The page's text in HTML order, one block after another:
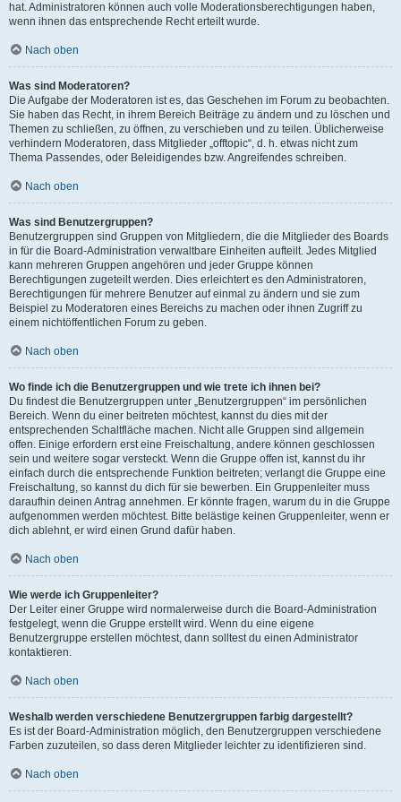
hat. Administratoren können auch volle Moderationsberechtigungen haben,
wenn ihnen das entsprechende Recht erteilt wurde.
Nach oben
Was sind Moderatoren?
Die Aufgabe der Moderatoren ist es, das Geschehen im Forum zu beobachten.
Sie haben das Recht, in ihrem Bereich Beiträge zu ändern und zu löschen und
Themen zu schließen, zu öffnen, zu verschieben und zu teilen. Üblicherweise
verhindern Moderatoren, dass Mitglieder „offtopic“, d. h. etwas nicht zum
Thema Passendes, oder Beleidigendes bzw. Angreifendes schreiben.
Nach oben
Was sind Benutzergruppen?
Benutzergruppen sind Gruppen von Mitgliedern, die die Mitglieder des Boards
in für die Board-Administration verwaltbare Einheiten aufteilt. Jedes Mitglied
kann mehreren Gruppen angehören und jeder Gruppe können
Berechtigungen zugeteilt werden. Dies erleichtert es den Administratoren,
Berechtigungen für mehrere Benutzer auf einmal zu ändern und sie zum
Beispiel zu Moderatoren eines Bereichs zu machen oder ihnen Zugriff zu
einem nichtöffentlichen Forum zu geben.
Nach oben
Wo finde ich die Benutzergruppen und wie trete ich ihnen bei?
Du findest die Benutzergruppen unter „Benutzergruppen“ im persönlichen
Bereich. Wenn du einer beitreten möchtest, kannst du dies mit der
entsprechenden Schaltfläche machen. Nicht alle Gruppen sind allgemein
offen. Einige erfordern erst eine Freischaltung, andere können geschlossen
sein und weitere sogar versteckt. Wenn die Gruppe offen ist, kannst du ihr
einfach durch die entsprechende Funktion beitreten; verlangt die Gruppe eine
Freischaltung, so kannst du dich für sie bewerben. Ein Gruppenleiter muss
daraufhin deinen Antrag annehmen. Er könnte fragen, warum du in die Gruppe
aufgenommen werden möchtest. Bitte belästige keinen Gruppenleiter, wenn er
dich ablehnt, er wird einen Grund dafür haben.
Nach oben
Wie werde ich Gruppenleiter?
Der Leiter einer Gruppe wird normalerweise durch die Board-Administration
festgelegt, wenn die Gruppe erstellt wird. Wenn du eine eigene
Benutzergruppe erstellen möchtest, dann solltest du einen Administrator
kontaktieren.
Nach oben
Weshalb werden verschiedene Benutzergruppen farbig dargestellt?
Es ist der Board-Administration möglich, den Benutzergruppen verschiedene
Farben zuzuteilen, so dass deren Mitglieder leichter zu identifizieren sind.
Nach oben